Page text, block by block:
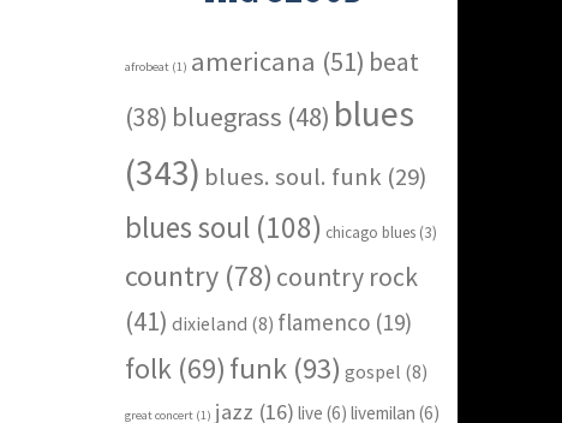
afrobeat(1) americana (51) beat
(38) bluegrass (48) blues
(343) blues. soul. funk (29)
blues soul(108) chicago blues(3)
country(78) country rock
(41) dixieland (8) flamenco(19)
folk(69) funk(93) gospel (8)
great concert(1) jazz (16) live (6) livemilan (6)